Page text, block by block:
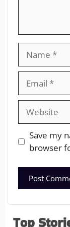
Save my
browser
Top